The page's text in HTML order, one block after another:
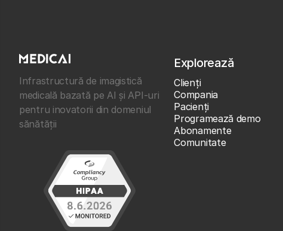
Infrastructură de imagistică
medicală bazată pe AI și API-uri
pentru inovatorii din domeniul
sănătății
Explorează
Clienţi
Compania
Pacienți
Programează demo
Abonamente
Comunitate